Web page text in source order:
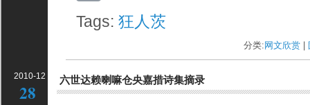
Tags:狂人茨
分类: 网文欣赏
2010-12
28
六世达赖喇嘛仓央嘉措诗集摘录